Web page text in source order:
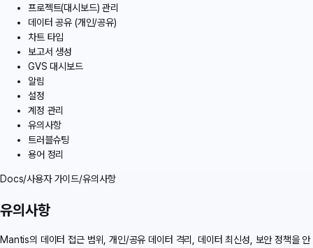
프로젝트(대시보드) 관리
데이터 공유 (개인/공유)
차트 타입
보고서 생성
GVS 대시보드
알림
설정
계정 관리
유의사항
트러블슈팅
용어 정리
Docs/사용자 가이드/유의사항
유의사항
Mantis의 데이터 접근 범위, 개인/공유 데이터 격리, 데이터 최신성, 보안 정책을 안